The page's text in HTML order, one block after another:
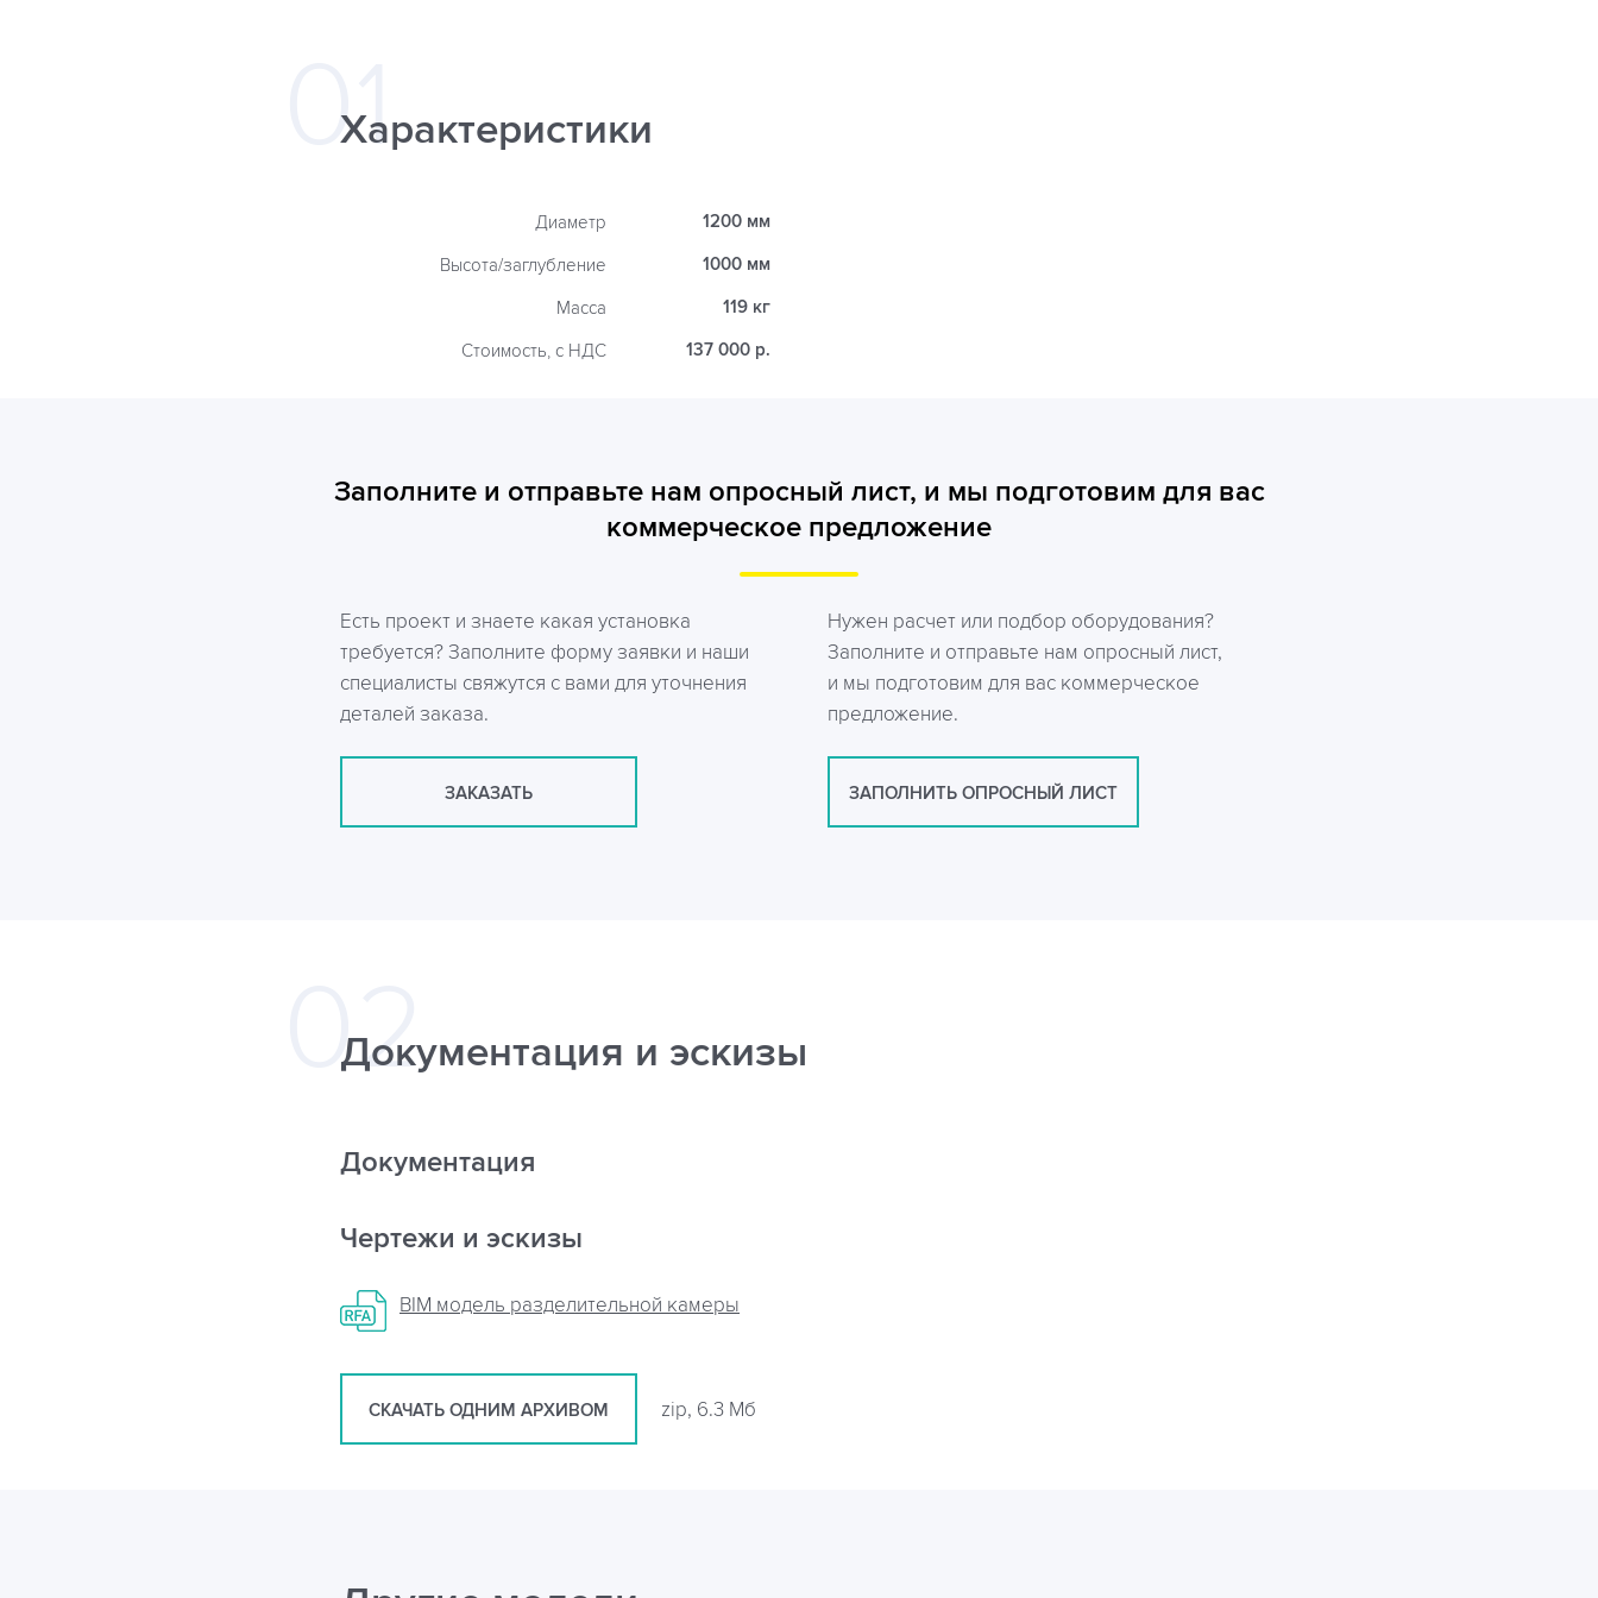
Характеристики
Диаметр 1200 мм
Высота/заглубление 1000 мм
Масса 119 кг
Стоимость, с НДС 137 000 р.
Заполните и отправьте нам опросный лист, и мы подготовим для вас
коммерческое предложение
Есть проект и знаете какая установка
требуется? Заполните форму заявки и наши
специалисты свяжутся с вами для уточнения
деталей заказа.
ЗАКАЗАТЬ
Нужен расчет или подбор оборудования?
Заполните и отправьте нам опросный лист,
и мы подготовим для вас коммерческое
предложение.
ЗАПОЛНИТЬ ОПРОСНЫЙ ЛИСТ
Документация и эскизы
Документация
Чертежи и эскизы
BIM модель разделительной камеры
СКАЧАТЬ ОДНИМ АРХИВОМ zip, 6.3 Мб